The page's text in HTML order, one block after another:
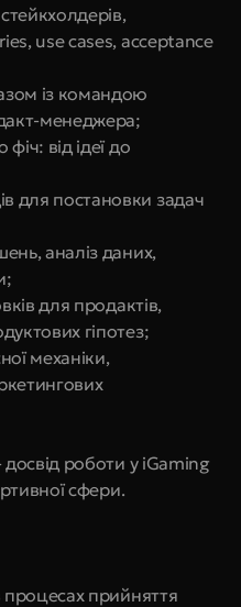
use cases, acceptance
із командою
менеджера;
від ідеї до
для постановки задач
аналіз даних,
для продактів,
гіпотез;
механіки,
досвід роботи у iGaming
сфери.
процесах прийняття